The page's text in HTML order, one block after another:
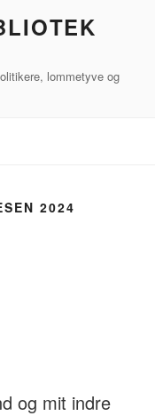
lommetyve og
2024
og mit indre